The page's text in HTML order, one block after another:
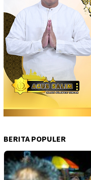
BERITA POPULER